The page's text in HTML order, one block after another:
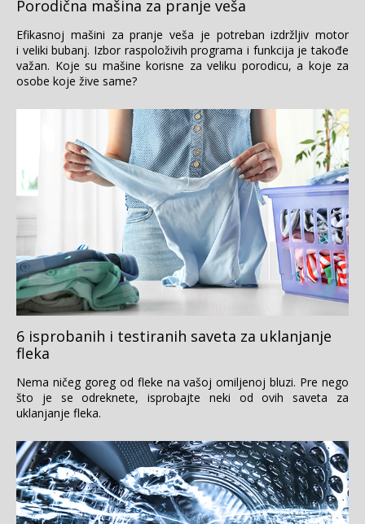
Porodična mašina za pranje veša
Efikasnoj mašini za pranje veša je potreban izdržljiv motor
i veliki bubanj. Izbor raspoloživih programa i funkcija je takođe
važan. Koje su mašine korisne za veliku porodicu, a koje za
osobe koje žive same?
6 isprobanih i testiranih saveta za uklanjanje
fleka
Nema ničeg goreg od fleke na vašoj omiljenoj bluzi. Pre nego
što je se odreknete, isprobajte neki od ovih saveta za
uklanjanje fleka.